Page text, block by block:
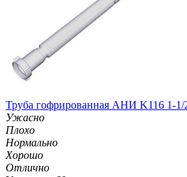
Труба гофрированная АНИ K116 1-1/
Ужасно
Плохо
Нормально
Хорошо
Отлично